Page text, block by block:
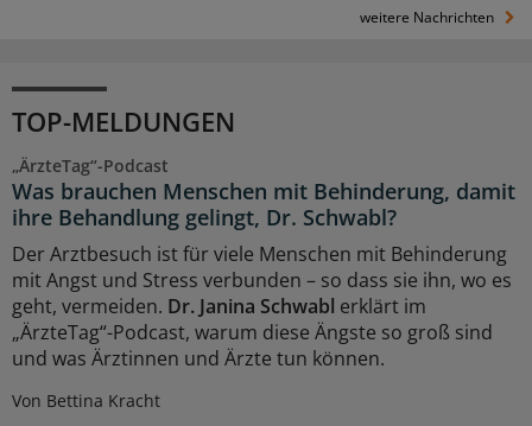
weitere Nachrichten
TOP-MELDUNGEN
„ÄrzteTag“-Podcast
Was brauchen Menschen mit Behinderung, damit
ihre Behandlung gelingt, Dr. Schwabl?
Der Arztbesuch ist für viele Menschen mit Behinderung
mit Angst und Stress verbunden – so dass sie ihn, wo es
geht, vermeiden. Dr. Janina Schwabl erklärt im
„ÄrzteTag“-Podcast, warum diese Ängste so groß sind
und was Ärztinnen und Ärzte tun können.
Von Bettina Kracht